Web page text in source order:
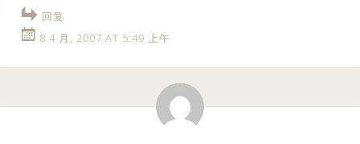
回复
8 4 月, 2007 AT 5:49 上午